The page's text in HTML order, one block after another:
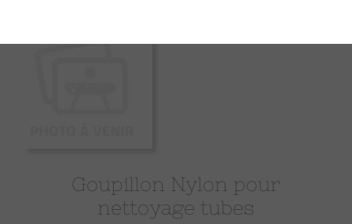
Goupillon Nylon pour
nettoyage tubes